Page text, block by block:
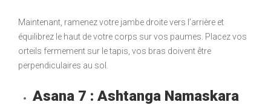
Maintenant, ramenez votre jambe droite vers l’arrière et
équilibrez le haut de votre corps sur vos paumes. Placez vos
orteils fermement sur le tapis, vos bras doivent être
perpendiculaires au sol.
Asana 7 : Ashtanga Namaskara